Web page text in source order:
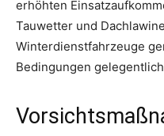
erhöhten
Tauwetter und
Winterdienstfahrzeuge
Bedingungen